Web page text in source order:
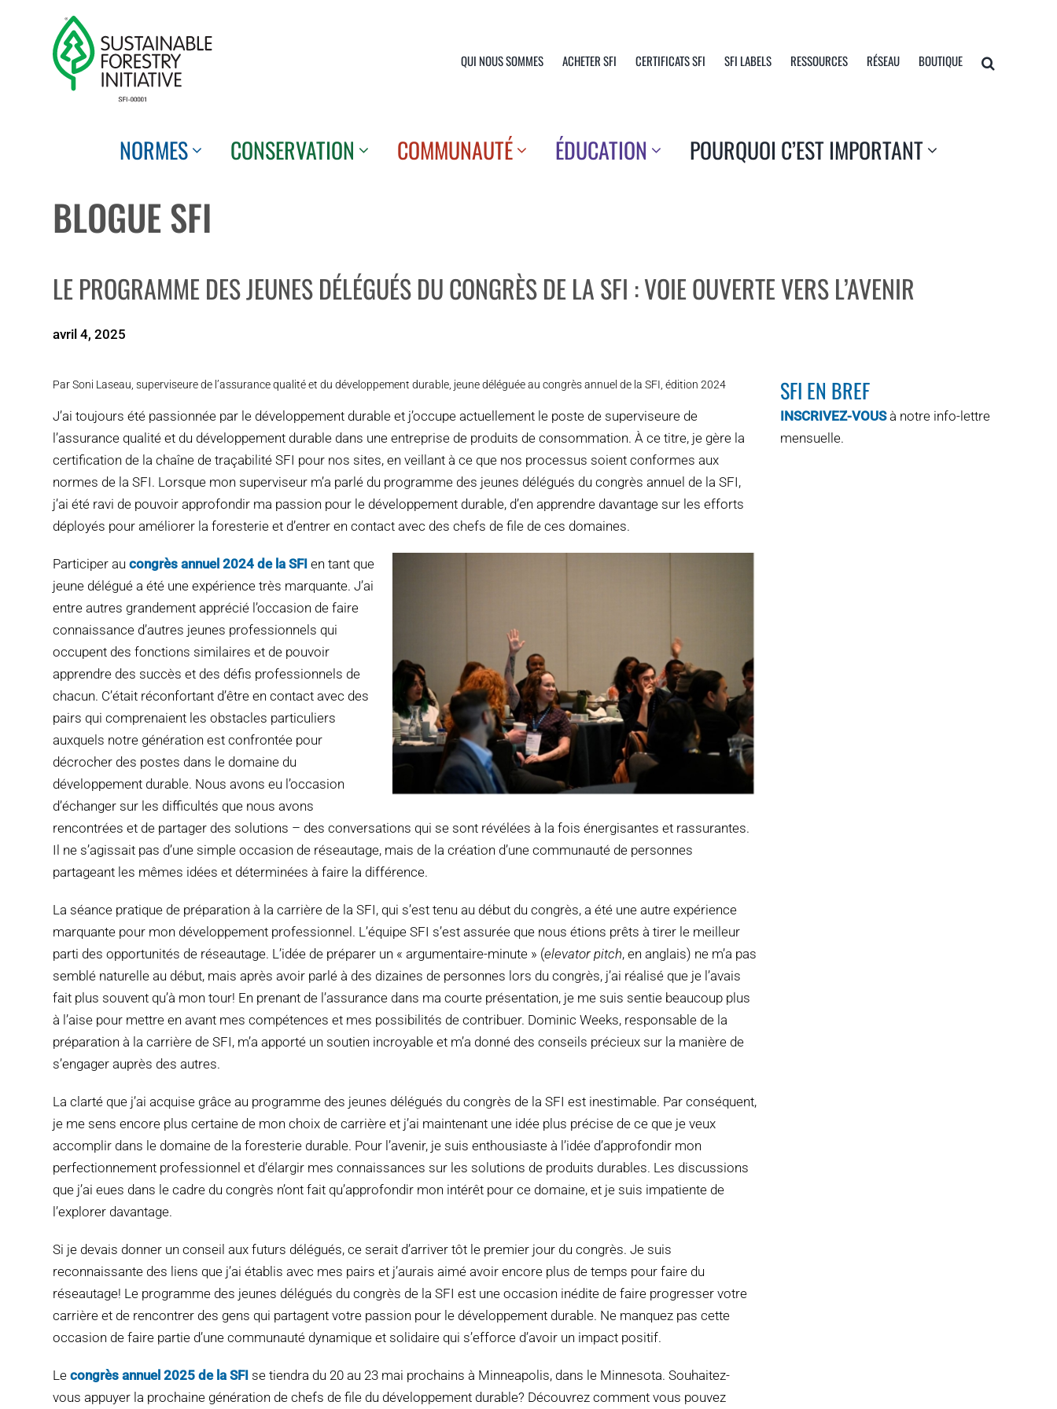
QUI NOUS SOMMES ACHETER SFI CERTIFICATS SFI SFI LABELS RESSOURCES RÉSEAU BOUTIQUE
NORMES CONSERVATION COMMUNAUTÉ ÉDUCATION POURQUOI C’EST IMPORTANT
BLOGUE SFI
LE PROGRAMME DES JEUNES DÉLÉGUÉS DU CONGRÈS DE LA SFI : VOIE OUVERTE VERS L’AVENIR
avril 4, 2025
Par Soni Laseau, superviseure de l’assurance qualité et du développement durable, jeune déléguée au congrès annuel de la SFI, édition 2024
J’ai toujours été passionnée par le développement durable et j’occupe actuellement le poste de superviseure de
l’assurance qualité et du développement durable dans une entreprise de produits de consommation. À ce titre, je gère la
certification de la chaîne de traçabilité SFI pour nos sites, en veillant à ce que nos processus soient conformes aux
normes de la SFI. Lorsque mon superviseur m’a parlé du programme des jeunes délégués du congrès annuel de la SFI,
j’ai été ravi de pouvoir approfondir ma passion pour le développement durable, d’en apprendre davantage sur les efforts
déployés pour améliorer la foresterie et d’entrer en contact avec des chefs de file de ces domaines.
Participer aucongrès annuel 2024 de la SFI en tant que
jeune délégué a été une expérience très marquante. J’ai
entre autres grandement apprécié l’occasion de faire
connaissance d’autres jeunes professionnels qui
occupent des fonctions similaires et de pouvoir
apprendre des succès et des défis professionnels de
chacun. C’était réconfortant d’être en contact avec des
pairs qui comprenaient les obstacles particuliers
auxquels notre génération est confrontée pour
décrocher des postes dans le domaine du
développement durable. Nous avons eu l’occasion
d’échanger sur les difficultés que nous avons
rencontrées et de partager des solutions – des conversations qui se sont révélées à la fois énergisantes et rassurantes.
Il ne s’agissait pas d’une simple occasion de réseautage, mais de la création d’une communauté de personnes
partageant les mêmes idées et déterminées à faire la différence.
La séance pratique de préparation à la carrière de la SFI, qui s’est tenu au début du congrès, a été une autre expérience
marquante pour mon développement professionnel. L’équipe SFI s’est assurée que nous étions prêts à tirer le meilleur
parti des opportunités de réseautage. L’idée de préparer un « argumentaire-minute » (elevator pitch, en anglais) ne m’a pas
semblé naturelle au début, mais après avoir parlé à des dizaines de personnes lors du congrès, j’ai réalisé que je l’avais
fait plus souvent qu’à mon tour! En prenant de l’assurance dans ma courte présentation, je me suis sentie beaucoup plus
à l’aise pour mettre en avant mes compétences et mes possibilités de contribuer. Dominic Weeks, responsable de la
préparation à la carrière de SFI, m’a apporté un soutien incroyable et m’a donné des conseils précieux sur la manière de
s’engager auprès des autres.
La clarté que j’ai acquise grâce au programme des jeunes délégués du congrès de la SFI est inestimable. Par conséquent,
je me sens encore plus certaine de mon choix de carrière et j’ai maintenant une idée plus précise de ce que je veux
accomplir dans le domaine de la foresterie durable. Pour l’avenir, je suis enthousiaste à l’idée d’approfondir mon
perfectionnement professionnel et d’élargir mes connaissances sur les solutions de produits durables. Les discussions
que j’ai eues dans le cadre du congrès n’ont fait qu’approfondir mon intérêt pour ce domaine, et je suis impatiente de
l’explorer davantage.
Si je devais donner un conseil aux futurs délégués, ce serait d’arriver tôt le premier jour du congrès. Je suis
reconnaissante des liens que j’ai établis avec mes pairs et j’aurais aimé avoir encore plus de temps pour faire du
réseautage! Le programme des jeunes délégués du congrès de la SFI est une occasion inédite de faire progresser votre
carrière et de rencontrer des gens qui partagent votre passion pour le développement durable. Ne manquez pas cette
occasion de faire partie d’une communauté dynamique et solidaire qui s’efforce d’avoir un impact positif.
Lecongrès annuel 2025 de la SFI se tiendra du 20 au 23 mai prochains à Minneapolis, dans le Minnesota. Souhaitez-
vous appuyer la prochaine génération de chefs de file du développement durable? Découvrez comment vous pouvez
SFI EN BREF
INSCRIVEZ-VOUSà notre info-lettre
mensuelle.